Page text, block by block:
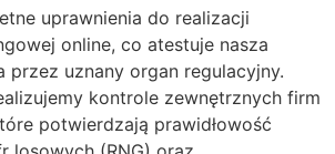
uprawnienia do realizacji
online, co atestuje nasza
przez uznany organ regulacyjny.
kontrole zewnętrznych firm
potwierdzają prawidłowość